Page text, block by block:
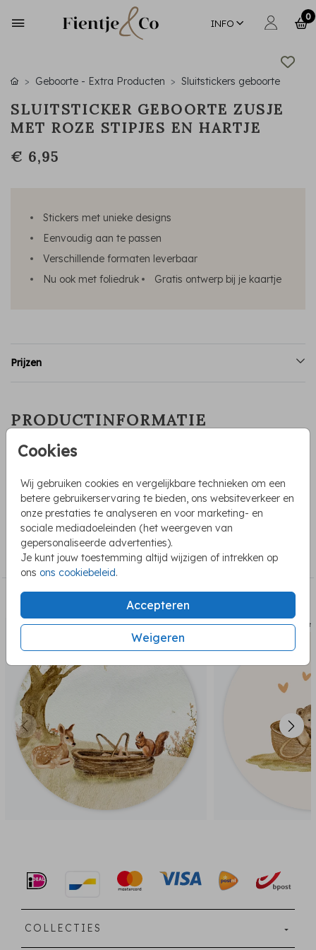
INFO
0
Cookies
Wij gebruiken cookies en vergelijkbare technieken om een
betere gebruikerservaring te bieden, ons websiteverkeer en
onze prestaties te analyseren en voor marketing- en
sociale mediadoeleinden (het weergeven van
gepersonaliseerde advertenties).
Je kunt jouw toestemming altijd wijzigen of intrekken op
ons ons cookiebeleid.
Accepteren
Weigeren
Geboorte - Extra Producten Sluitstickers geboorte
SLUITSTICKER GEBOORTE ZUSJE
MET ROZE STIPJES EN HARTJE
€ 6,95
Stickers met unieke designs
Eenvoudig aan te passen
Verschillende formaten leverbaar
Nu ook met foliedruk
Gratis ontwerp bij je kaartje
Prijzen
PRODUCTINFORMATIE
OMSCHRIJVING
Op de sticker staat hoera een lief zusje. De teksten en
kleuren kan je zelf aanpassen.
COLLECTIE
Sluitstickers geboorte
Sluitsticker
COLLECTIES